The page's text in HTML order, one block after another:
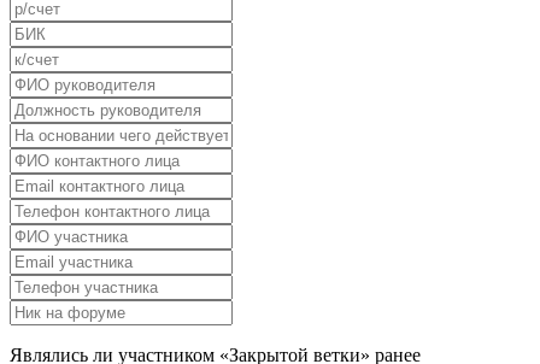
Являлись ли участником «Закрытой ветки» ранее